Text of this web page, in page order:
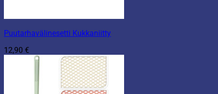
Puutarhavälinesetti Kukkaniitty
12,90 €